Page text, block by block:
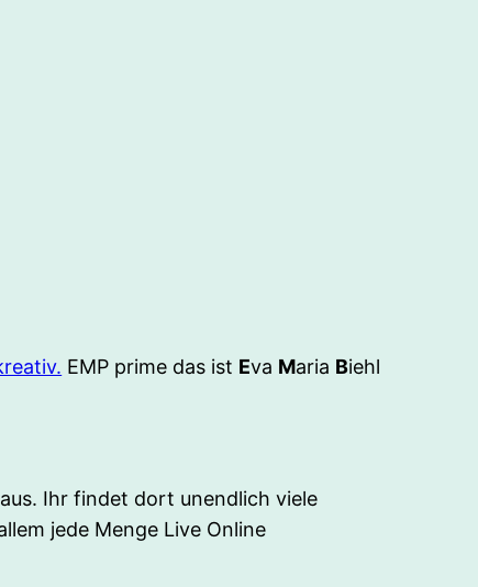
EMP prime das ist Eva Maria Biehl
Ihr findet dort unendlich viele
jede Menge Live Online